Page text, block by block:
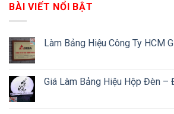
BÀI VIẾT NỔI BẬT
Làm Bảng Hiệu Công Ty HCM
Giá Làm Bảng Hiệu Hộp Đèn –